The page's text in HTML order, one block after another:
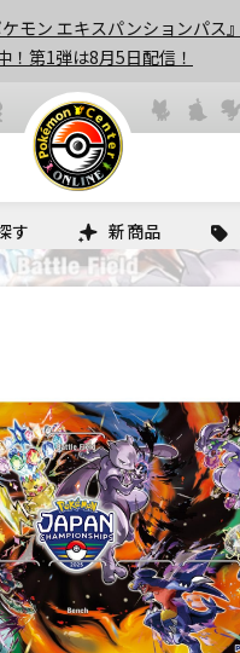
ケモン エキスパンションパス』
！第1弾は8月5日配信！
す 新商品